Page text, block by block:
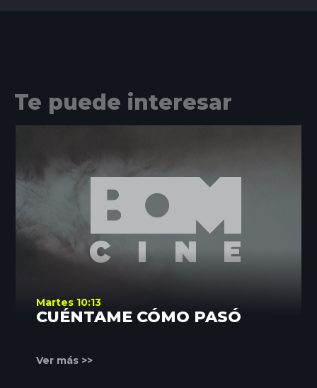
Te puede interesar
Martes 10:13
CUÉNTAME CÓMO PASÓ
Ver más >>